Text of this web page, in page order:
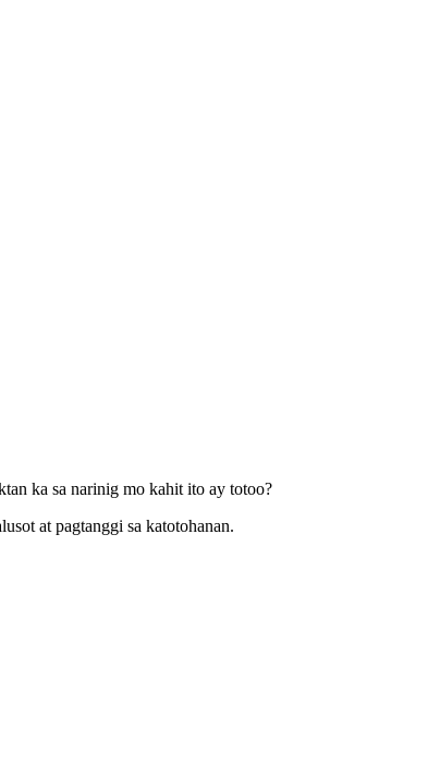
ka sa narinig mo kahit ito ay totoo?
at pagtanggi sa katotohanan.